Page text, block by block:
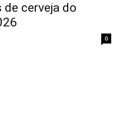
de cerveja do
0